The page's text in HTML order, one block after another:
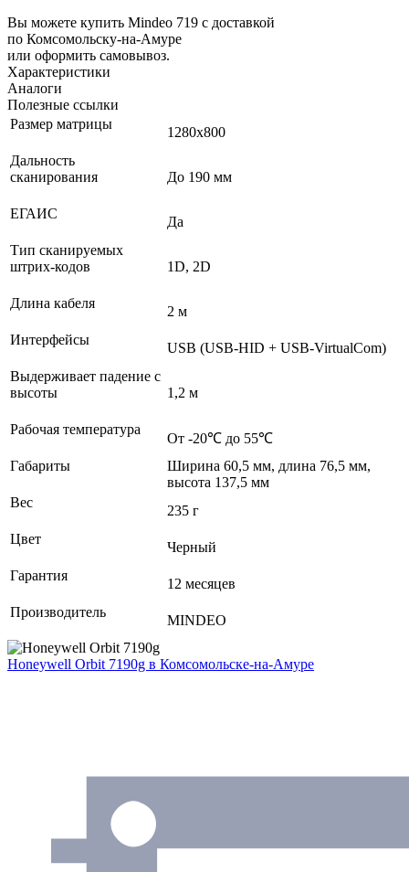
Вы можете купить Mindeo 719 с доставкой
по Комсомольску-на-Амуре
или оформить самовывоз.
Характеристики
Аналоги
Полезные ссылки
Размер матрицы
1280х800
Дальность
сканирования
До 190 мм
ЕГАИС
Да
Тип сканируемых
штрих-кодов
1D, 2D
Длина кабеля
2 м
Интерфейсы
USB (USB-HID + USB-VirtualCom)
Выдерживает падение с
высоты
1,2 м
Рабочая температура
От -20℃ до 55℃
Габариты
Ширина 60,5 мм, длина 76,5 мм,
высота 137,5 мм
Вес
235 г
Цвет
Черный
Гарантия
12 месяцев
Производитель
MINDEO
Honeywell Orbit 7190g в Комсомольске-на-Амуре